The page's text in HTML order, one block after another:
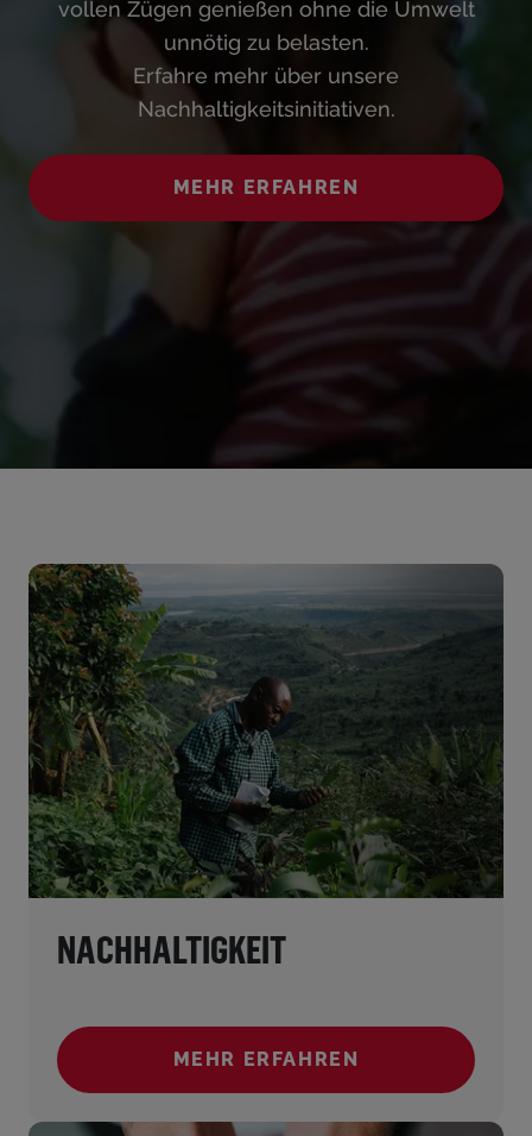
vollen Zügen genießen ohne die Umwelt
unnötig zu belasten.
Erfahre mehr über unsere
Nachhaltigkeitsinitiativen.
MEHR ERFAHREN
NACHHALTIGKEIT
MEHR ERFAHREN
(NACHHALTIGKEIT)